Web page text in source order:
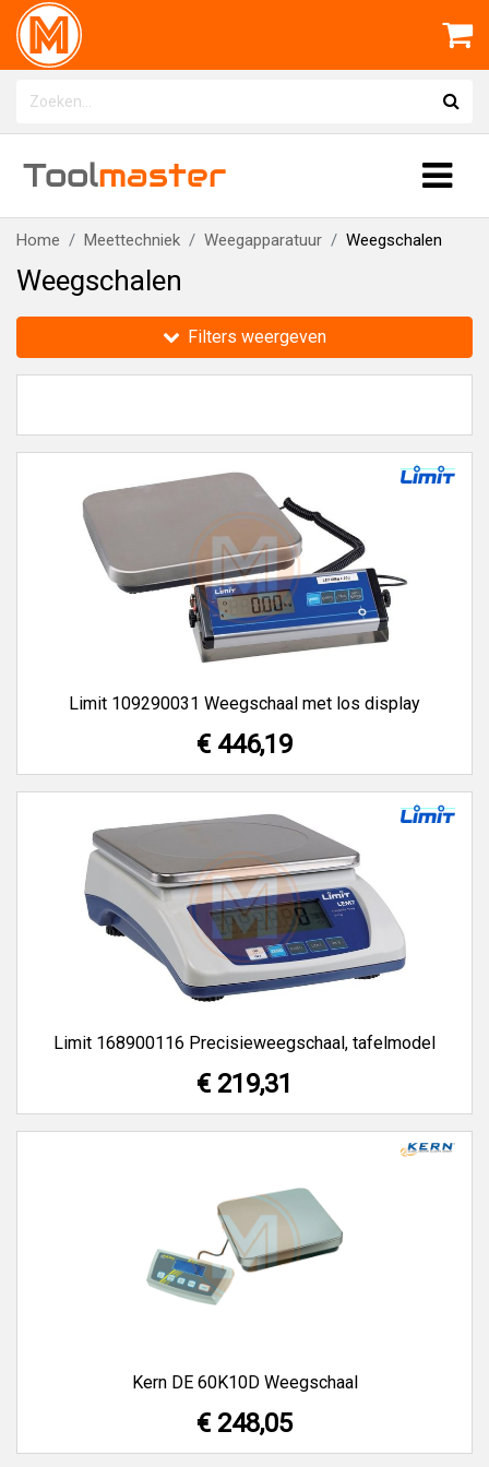
Toolmaster
Home Meettechniek Weegapparatuur Weegschalen
Weegschalen
Filters weergeven
Limit 109290031 Weegschaal met los display
€ 446,19
Limit 168900116 Precisieweegschaal, tafelmodel
€ 219,31
Kern DE 60K10D Weegschaal
€ 248,05